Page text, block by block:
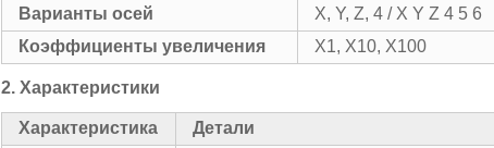
Варианты осей
X, Y, Z, 4 / X Y Z 4 5 6
Коэффициенты увеличения
X1, X10, X100
2. Характеристики
Характеристика Детали